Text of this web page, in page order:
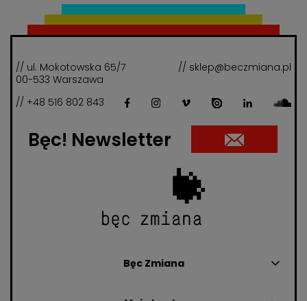
// ul. Mokotowska 65/7
00-533 Warszawa
// sklep@beczmiana.pl
// +48 516 802 843
Bęc! Newsletter
Bęc Zmiana